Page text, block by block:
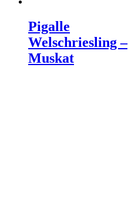
Pigalle
Welschriesling –
Muskat